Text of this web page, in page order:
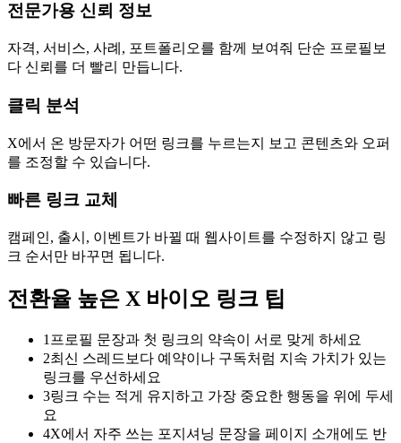
전문가용 신뢰 정보
자격, 서비스, 사례, 포트폴리오를 함께 보여줘 단순 프로필보
다 신뢰를 더 빨리 만듭니다.
클릭 분석
X에서 온 방문자가 어떤 링크를 누르는지 보고 콘텐츠와 오퍼
를 조정할 수 있습니다.
빠른 링크 교체
캠페인, 출시, 이벤트가 바뀔 때 웹사이트를 수정하지 않고 링
크 순서만 바꾸면 됩니다.
전환율 높은 X 바이오 링크 팁
1 프로필 문장과 첫 링크의 약속이 서로 맞게 하세요
2최신 스레드보다 예약이나 구독처럼 지속 가치가 있는
링크를 우선하세요
3링크 수는 적게 유지하고 가장 중요한 행동을 위에 두세
요
4X에서 자주 쓰는 포지셔닝 문장을 페이지 소개에도 반